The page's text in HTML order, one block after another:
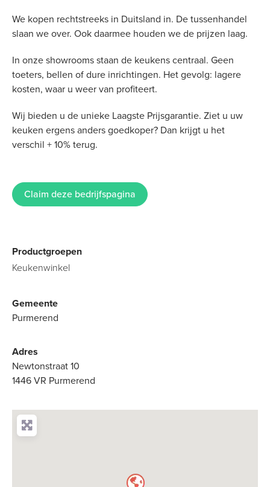
We kopen rechtstreeks in Duitsland in. De tussenhandel
slaan we over. Ook daarmee houden we de prijzen laag.
In onze showrooms staan de keukens centraal. Geen
toeters, bellen of dure inrichtingen. Het gevolg: lagere
kosten, waar u weer van profiteert.
Wij bieden u de unieke Laagste Prijsgarantie. Ziet u uw
keuken ergens anders goedkoper? Dan krijgt u het
verschil + 10% terug.
Claim deze bedrijfspagina
Productgroepen
Keukenwinkel
Gemeente
Purmerend
Adres
Newtonstraat 10
1446 VR Purmerend